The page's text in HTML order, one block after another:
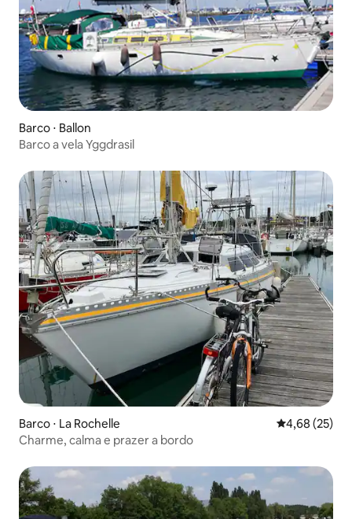
Barco ⋅ Ballon
Barco a vela Yggdrasil
Barco ⋅ La Rochelle 4,68 de uma
4,68 (25)
Charme, calma e prazer a bordo